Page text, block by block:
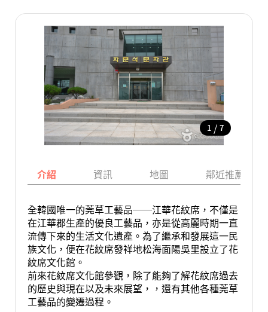
1 / 7
介紹 資訊 地圖 鄰近推薦景點
全韓國唯一的莞草工藝品──江華花紋席，不僅是
在江華郡生產的優良工藝品，亦是從高麗時期一直
流傳下來的生活文化遺產。為了繼承和發展這一民
族文化，便在花紋席發祥地松海面陽吳里設立了花
紋席文化館。
前來花紋席文化館參觀，除了能夠了解花紋席過去
的歷史與現在以及未來展望，，還有其他各種莞草
工藝品的變遷過程。